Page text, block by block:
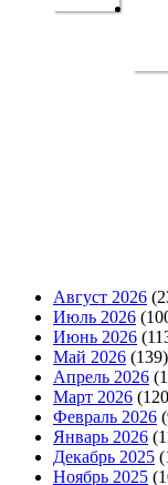
Август 2026
Июль 2026
Июнь 2026
Май 2026 (139)
Апрель 2026
Март 2026
Февраль 2026
Январь 2026
Декабрь 2025
Ноябрь 2025